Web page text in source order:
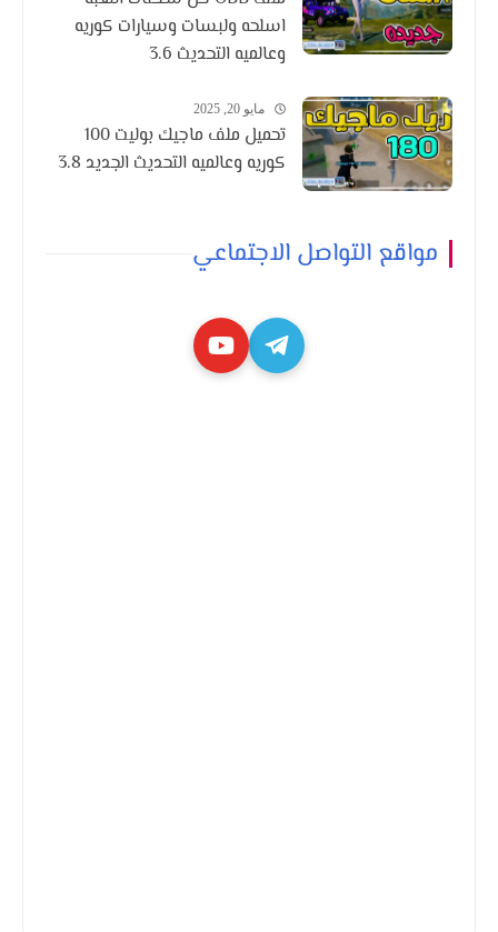
اسلحه ولبسات وسيارات كوريه
وعالميه التحديث 3.6
مايو 20, 2025
تحميل ملف ماجيك بوليت 100
كوريه وعالميه التحديث الجديد 3.8
مواقع التواصل الاجتماعي